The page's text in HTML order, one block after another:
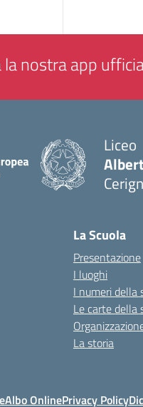
la nostra app
Liceo
La Scuola
Presentazione
I luoghi
I numeri della
Le carte della
La storia
Albo OnlinePrivacy Policy